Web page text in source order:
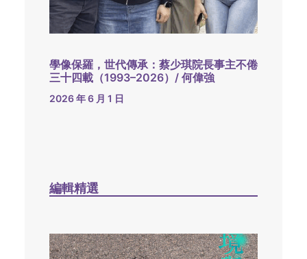
學像保羅，世代傳承：蔡少琪院長事主不倦
三十四載（1993–2026）/ 何偉強
2026 年 6 月 1 日
編輯精選